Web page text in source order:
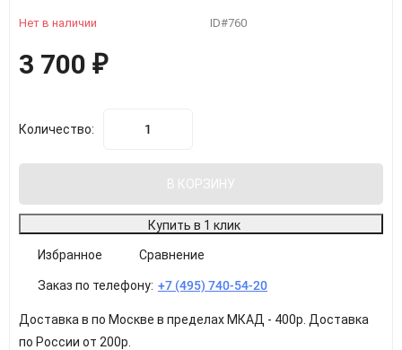
Нет в наличии ID#760
3 700 ₽
Количество:
В КОРЗИНУ
Купить в 1 клик
Избранное Сравнение
Заказ по телефону: +7 (495) 740-54-20
Доставка в по Москве в пределах МКАД - 400р. Доставка
по России от 200р.